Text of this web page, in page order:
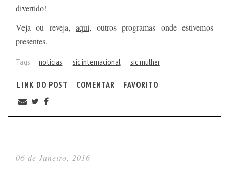
divertido!
Veja ou reveja, aqui, outros programas onde estivemos
presentes.
Tags: noticias sic internacional sic mulher
LINK DO POST COMENTAR FAVORITO
06 de Janeiro, 2016